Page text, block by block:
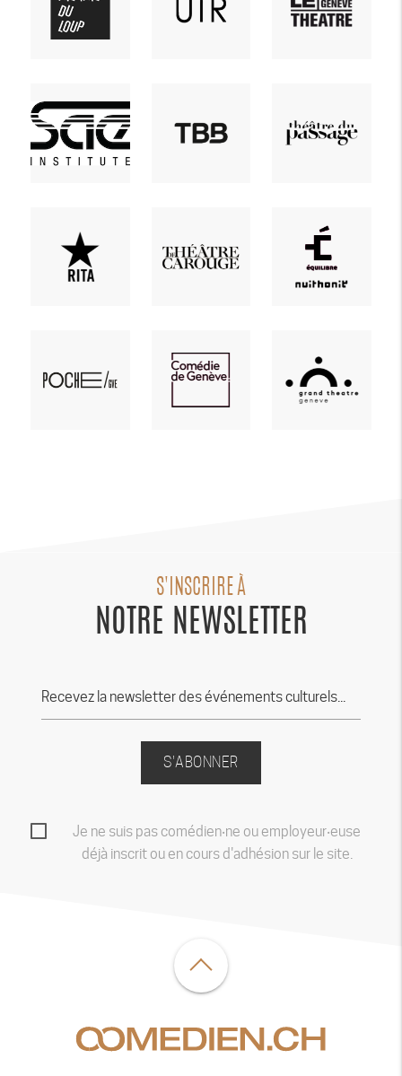
S'INSCRIRE À
NOTRE NEWSLETTER
S'ABONNER
Je ne suis pas comédien‧ne ou employeur‧euse
déjà inscrit ou en cours d'adhésion sur le site.